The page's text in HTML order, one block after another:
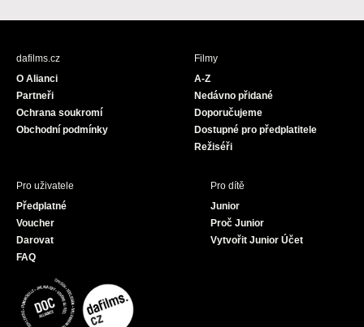
c
s
u
dafilms.cz
O Alianci
Partneři
Ochrana soukromí
Obchodní podmínky
Filmy
A-Z
Nedávno přidané
Doporučujeme
Dostupné pro předplatitele
Režiséři
Pro uživatele
Předplatné
Voucher
Darovat
FAQ
Pro dítě
Junior
Proč Junior
Vytvořit Junior Účet